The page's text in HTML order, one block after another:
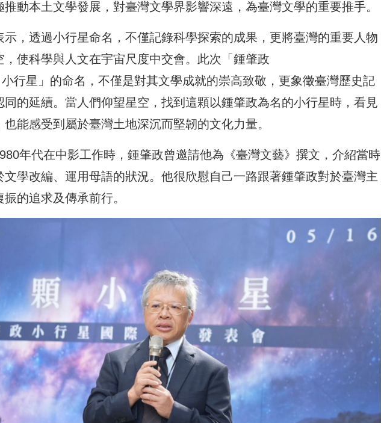
動本土文學發展，對臺灣文學界影響深遠，為臺灣文學的重要推手。
示，透過小行星命名，不僅記錄科學探索的成果，更將臺灣的重要人物
使科學與人文在宇宙尺度中交會。此次「鍾肇政
小行星」的命名，不僅是對其文學成就的崇高致敬，更象徵臺灣歷史記
的延續。當人們仰望星空，找到這顆以鍾肇政為名的小行星時，看見
能感受到屬於臺灣土地深沉而堅韌的文化力量。
年代在中影工作時，鍾肇政曾邀請他為《臺灣文藝》撰文，介紹當時
文學改編、運用母語的狀況。他很欣慰自己一路跟著鍾肇政對於臺灣主
的追求及傳承前行。